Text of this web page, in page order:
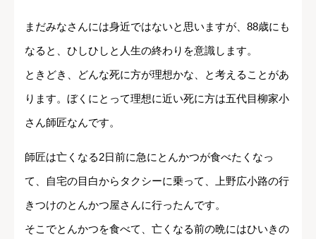
まだみなさんには身近ではないと思いますが、88歳にも
なると、ひしひしと人生の終わりを意識します。
ときどき、どんな死に方が理想かな、と考えることがあ
ります。ぼくにとって理想に近い死に方は五代目柳家小
さん師匠なんです。
師匠は亡くなる2日前に急にとんかつが食べたくなっ
て、自宅の目白からタクシーに乗って、上野広小路の行
きつけのとんかつ屋さんに行ったんです。
そこでとんかつを食べて、亡くなる前の晩にはひいきの